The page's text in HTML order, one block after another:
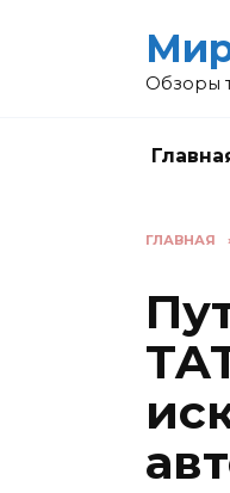
Обзоры
ГЛАВНАЯ